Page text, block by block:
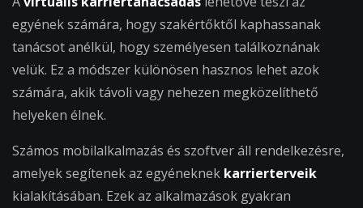
egyének számára, hogy szakértőktől kaphassanak
tanácsot anélkül, hogy személyesen találkoznának
velük. Ez a módszer különösen hasznos lehet azok
számára, akik távoli vagy nehezen megközelíthető
helyeken élnek.
Számos mobilalkalmazás és szoftver áll rendelkezésre,
amelyek segítenek az egyéneknek karrierterveik
kialakításában. Ezek az alkalmazások gyakran